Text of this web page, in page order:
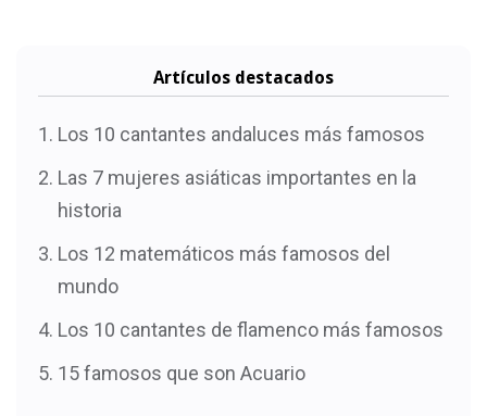
Artículos destacados
Los 10 cantantes andaluces más famosos
Las 7 mujeres asiáticas importantes en la
historia
Los 12 matemáticos más famosos del
mundo
Los 10 cantantes de flamenco más famosos
15 famosos que son Acuario